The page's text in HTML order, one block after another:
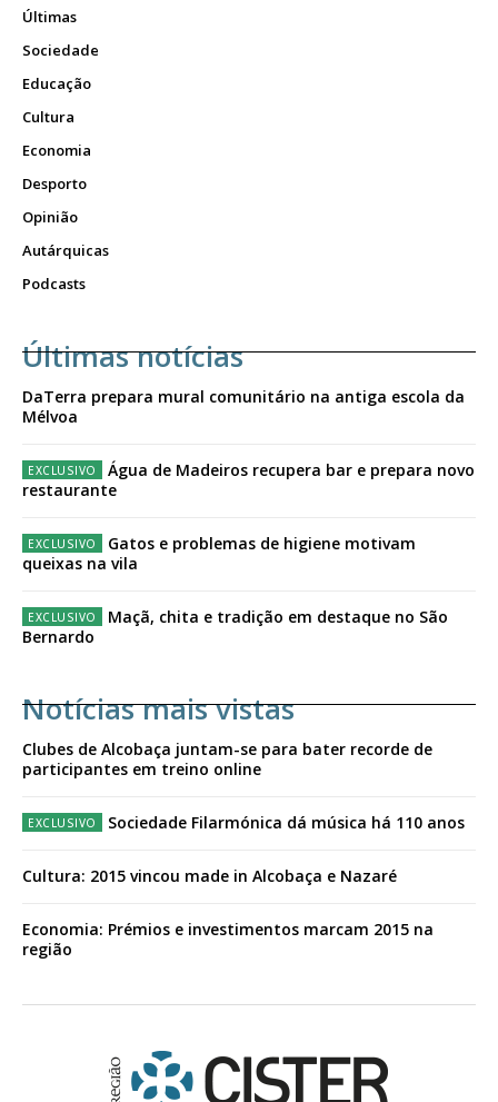
Últimas
Sociedade
Educação
Cultura
Economia
Desporto
Opinião
Autárquicas
Podcasts
Últimas notícias
DaTerra prepara mural comunitário na antiga escola da
Mélvoa
Água de Madeiros recupera bar e prepara novo
restaurante
Gatos e problemas de higiene motivam
queixas na vila
Maçã, chita e tradição em destaque no São
Bernardo
Notícias mais vistas
Clubes de Alcobaça juntam-se para bater recorde de
participantes em treino online
Sociedade Filarmónica dá música há 110 anos
Cultura: 2015 vincou made in Alcobaça e Nazaré
Economia: Prémios e investimentos marcam 2015 na
região